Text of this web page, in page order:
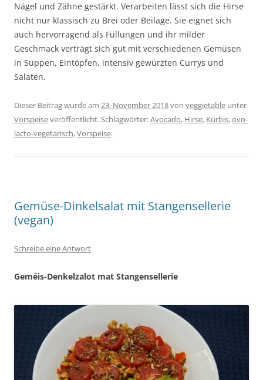
Nägel und Zähne gestärkt. Verarbeiten lässt sich die Hirse
nicht nur klassisch zu Brei oder Beilage. Sie eignet sich
auch hervorragend als Füllungen und ihr milder
Geschmack verträgt sich gut mit verschiedenen Gemüsen
in Suppen, Eintöpfen, intensiv gewürzten Currys und
Salaten.
Dieser Beitrag wurde am 23. November 2018von veggietable unter
Vorspeiseveröffentlicht. Schlagwörter:Avocado, Hirse, Kürbis,ovo-
lacto-vegetarisch,Vorspeise.
Gemüse-Dinkelsalat mit Stangensellerie
(vegan)
Schreibe eine Antwort
Geméis-Denkelzalot mat Stangensellerie